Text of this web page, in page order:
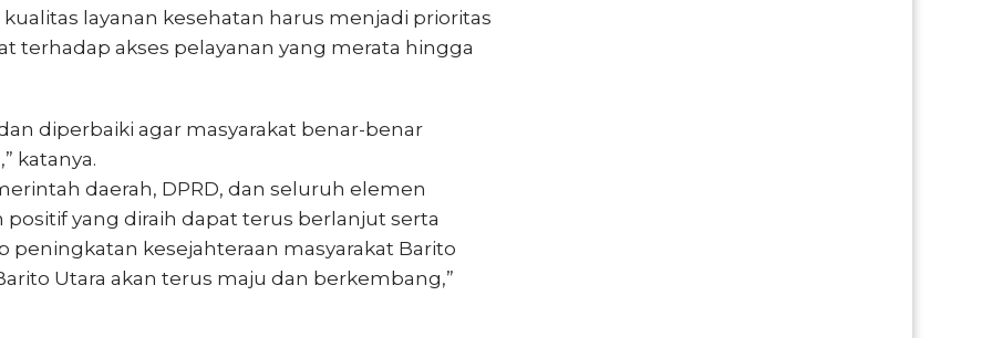
layanan kesehatan harus menjadi prioritas
terhadap akses pelayanan yang merata hingga
diperbaiki agar masyarakat benar-benar
katanya.
daerah, DPRD, dan seluruh elemen
positif yang diraih dapat terus berlanjut serta
kesejahteraan masyarakat Barito
Utara akan terus maju dan berkembang,”